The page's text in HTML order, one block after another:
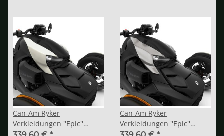
Can-Am Ryker
Verkleidungen ''Epic''
Can-Am Ryker
Verkleidungen ''Epic''